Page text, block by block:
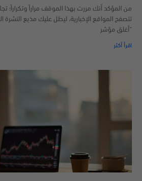
من المؤكد أنك مررت بهذا الموقف مراراً وتكراراً؛
تتصفح المواقع الإخبارية، ليطل عليك مذيع النشرة
“أغلق مؤشر
اقرأ أكثر